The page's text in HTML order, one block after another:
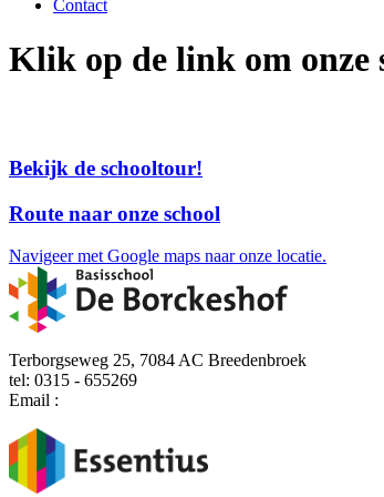
Contact
Klik op de link om onze
Bekijk de schooltour!
Route naar onze school
Navigeer met Google maps naar onze locatie.
Terborgseweg 25, 7084 AC Breedenbroek
tel: 0315 - 655269
Email :